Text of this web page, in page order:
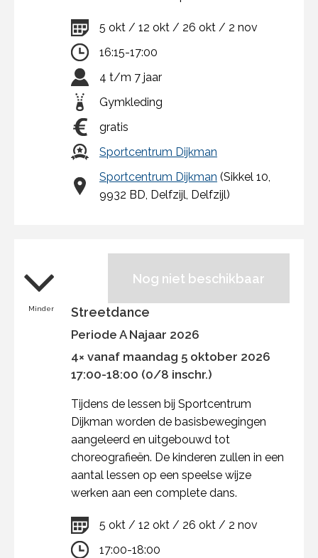
5 okt / 12 okt / 26 okt / 2 nov
16:15-17:00
4 t/m 7 jaar
Gymkleding
gratis
Sportcentrum Dijkman
Sportcentrum Dijkman (Sikkel 10,
9932 BD, Delfzijl, Delfzijl)
Nog niet beschikbaar
Minder Streetdance
Periode A Najaar 2026
4× vanaf maandag 5 oktober 2026
17:00-18:00 (0/8 inschr.)
Tijdens de lessen bij Sportcentrum
Dijkman worden de basisbewegingen
aangeleerd en uitgebouwd tot
choreografieën. De kinderen zullen in een
aantal lessen op een speelse wijze
werken aan een complete dans.
5 okt / 12 okt / 26 okt / 2 nov
17:00-18:00